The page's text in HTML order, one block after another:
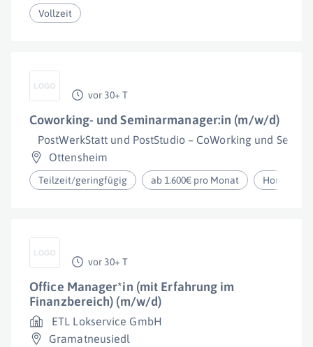
Vollzeit
vor 30+ T
Coworking- und Seminarmanager:in (m/w/d)
PostWerkStatt und PostStudio – CoWorking und
Ottensheim
Teilzeit/geringfügig ab 1.600€ pro Monat
vor 30+ T
Office Manager*in (mit Erfahrung im
Finanzbereich) (m/w/d)
ETL Lokservice GmbH
Gramatneusiedl